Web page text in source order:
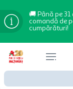
🚚 Până pe
comandă de
cumpărături!